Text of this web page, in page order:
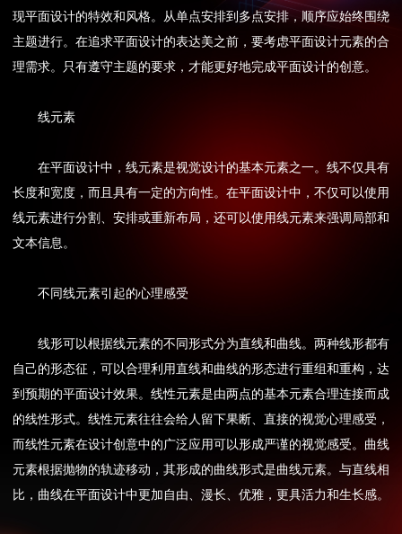
现平面设计的特效和风格。从单点安排到多点安排，顺序应始终围绕
主题进行。在追求平面设计的表达美之前，要考虑平面设计元素的合
理需求。只有遵守主题的要求，才能更好地完成平面设计的创意。
线元素
在平面设计中，线元素是视觉设计的基本元素之一。线不仅具有
长度和宽度，而且具有一定的方向性。在平面设计中，不仅可以使用
线元素进行分割、安排或重新布局，还可以使用线元素来强调局部和
文本信息。
不同线元素引起的心理感受
线形可以根据线元素的不同形式分为直线和曲线。两种线形都有
自己的形态征，可以合理利用直线和曲线的形态进行重组和重构，达
到预期的平面设计效果。线性元素是由两点的基本元素合理连接而成
的线性形式。线性元素往往会给人留下果断、直接的视觉心理感受，
而线性元素在设计创意中的广泛应用可以形成严谨的视觉感受。曲线
元素根据抛物的轨迹移动，其形成的曲线形式是曲线元素。与直线相
比，曲线在平面设计中更加自由、漫长、优雅，更具活力和生长感。